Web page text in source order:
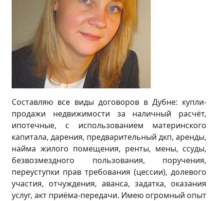
Составляю все виды договоров в Дубне: купли-
продажи недвижимости за наличный расчёт,
ипотечные, с использованием материнского
капитала, дарения, предварительный дкп, аренды,
найма жилого помещения, ренты, мены, ссуды,
безвозмездного пользования, поручения,
переуступки прав требования (цессии), долевого
участия, отчуждения, аванса, задатка, оказания
услуг, акт приёма-передачи. Имею огромный опыт